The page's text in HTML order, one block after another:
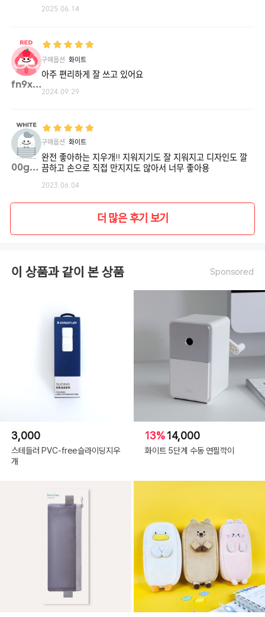
2025.06.14
fn9x2**
구매옵션 화이트
아주 편리하게 잘 쓰고 있어요
2024.09.29
00gml**
구매옵션 화이트
완전 좋아하는 지우개!! 지워지기도 잘 지워지고 디자인도 깔
끔하고 손으로 직접 만지지도 않아서 너무 좋아용
2023.06.04
더 많은 후기 보기
이 상품과 같이 본 상품 Sponsored
3,000
스테들러 PVC-free슬라이딩지우
개
13%14,000
화이트 5단계 수동 연필깍이